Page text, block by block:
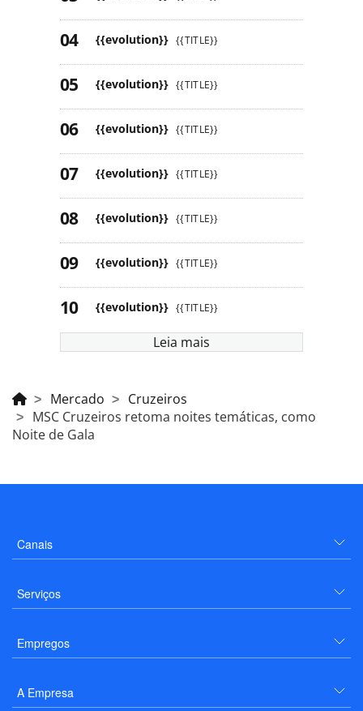
{{evolution}} {{TITLE}}
{{evolution}} {{TITLE}}
{{evolution}} {{TITLE}}
{{evolution}} {{TITLE}}
{{evolution}} {{TITLE}}
{{evolution}} {{TITLE}}
{{evolution}} {{TITLE}}
Leia mais
Mercado
Cruzeiros
MSC Cruzeiros retoma noites temáticas, como
Noite de Gala
Canais
Serviços
Empregos
A Empresa